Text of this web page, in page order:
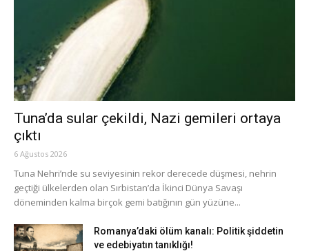
Tuna’da sular çekildi, Nazi gemileri ortaya
çıktı
6 Ağustos 2026
Tuna Nehri’nde su seviyesinin rekor derecede düşmesi, nehrin
geçtiği ülkelerden olan Sırbistan’da İkinci Dünya Savaşı
döneminden kalma birçok gemi batığının gün yüzüne...
Romanya’daki ölüm kanalı: Politik şiddetin
ve edebiyatın tanıklığı!